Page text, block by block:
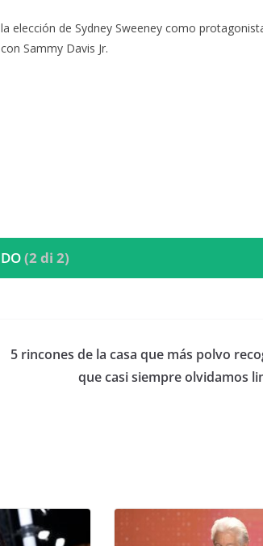
elección de Sydney Sweeney como
Sammy Davis Jr.
(2 di 2)
5 rincones de la casa que más polvo
que casi siempre olvidamos